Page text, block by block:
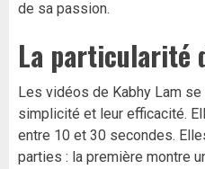
de sa passion.
La particularité
Les vidéos de Kabhy Lam
simplicité et leur efficacité.
entre 10 et 30 secondes.
parties : la première montre